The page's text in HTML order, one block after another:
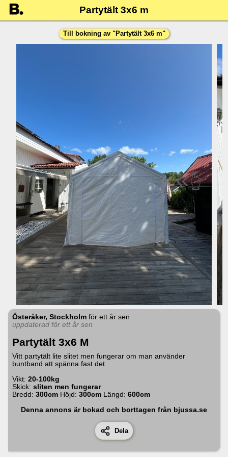
Partytält 3x6 m
Till bokning av "Partytält 3x6 m"
««👆
Österåker, Stockholm för ett år sen
uppdaterad för ett år sen
Partytält 3x6 M
Vitt partytält lite slitet men fungerar om man använder
buntband att spänna fast det.
Vikt: 20-100kg
Skick: sliten men fungerar
Bredd: 300cm Höjd: 300cm Längd: 600cm
Denna annons är bokad och borttagen från bjussa.se
Dela